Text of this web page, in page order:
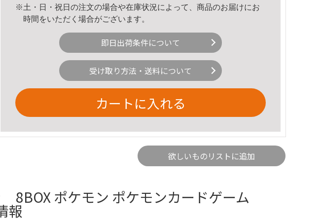
※土・日・祝日の注文の場合や在庫状況によって、商品のお届けにお
時間をいただく場合がございます。
即日出荷条件について
受け取り方法・送料について
カートに入れる
欲しいものリストに追加
8BOX ポケモン ポケモンカードゲーム
報